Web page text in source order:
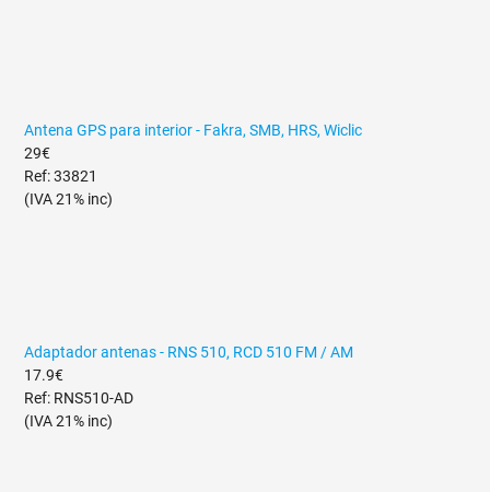
Antena GPS para interior - Fakra, SMB, HRS, Wiclic
29€
Ref: 33821
(IVA 21% inc)
Adaptador antenas - RNS 510, RCD 510 FM / AM
17.9€
Ref: RNS510-AD
(IVA 21% inc)